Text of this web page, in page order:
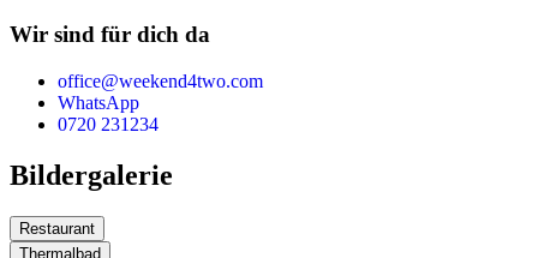
Wir sind für dich da
office@weekend4two.com
WhatsApp
0720 231234
Bildergalerie
Restaurant
Thermalbad